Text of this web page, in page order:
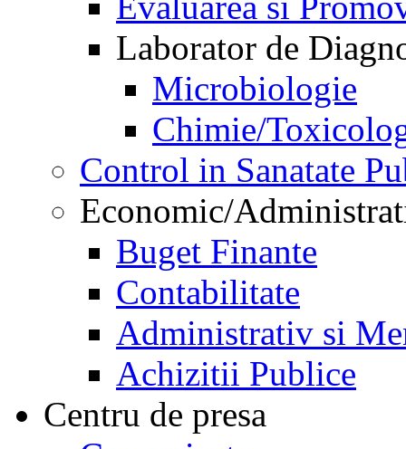
Laborator de
Microbiologie
Chimie/
Control in Sanatate
Economic/
Buget Finante
Contabilitate
Administrativ si
Achizitii Publice
Centru de presa